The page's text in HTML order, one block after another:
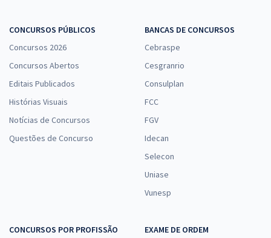
CONCURSOS PÚBLICOS
Concursos 2026
Concursos Abertos
Editais Publicados
Histórias Visuais
Notícias de Concursos
Questões de Concurso
BANCAS DE CONCURSOS
Cebraspe
Cesgranrio
Consulplan
FCC
FGV
Idecan
Selecon
Uniase
Vunesp
CONCURSOS POR PROFISSÃO
EXAME DE ORDEM